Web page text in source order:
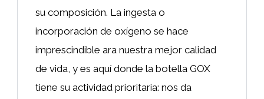
su composición. La ingesta o
incorporación de oxígeno se hace
imprescindible ara nuestra mejor calidad
de vida, y es aquí donde la botella GOX
tiene su actividad prioritaria: nos da